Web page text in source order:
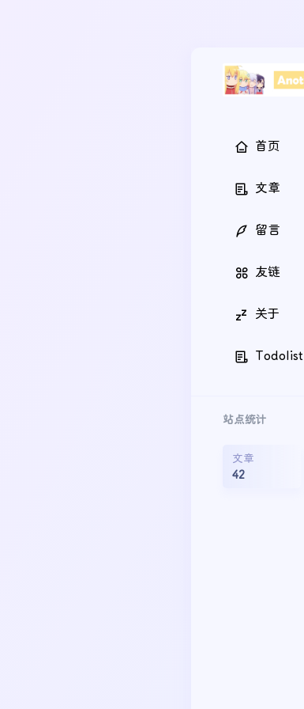
首页
文章
留言
友链
关于
Todolist
站点统计
文章
42